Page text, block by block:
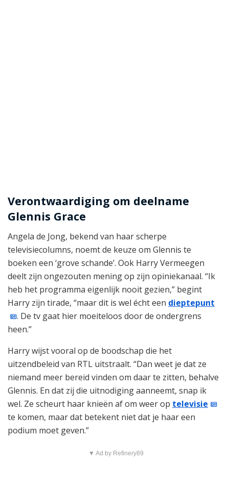
Verontwaardiging om deelname
Glennis Grace
Angela de Jong, bekend van haar scherpe
televisiecolumns, noemt de keuze om Glennis te
boeken een ‘grove schande’. Ook Harry Vermeegen
deelt zijn ongezouten mening op zijn opiniekanaal. “Ik
heb het programma eigenlijk nooit gezien,” begint
Harry zijn tirade, “maar dit is wel écht een dieptepunt
. De tv gaat hier moeiteloos door de ondergrens
heen.”
Harry wijst vooral op de boodschap die het
uitzendbeleid van RTL uitstraalt. “Dan weet je dat ze
niemand meer bereid vinden om daar te zitten, behalve
Glennis. En dat zij die uitnodiging aanneemt, snap ik
wel. Ze scheurt haar knieën af om weer op televisie
te komen, maar dat betekent niet dat je haar een
podium moet geven.”
▼ Ad by Refinery89